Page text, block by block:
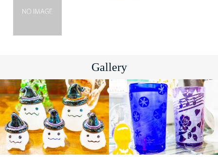
Gallery
ガラス商品 制作体験